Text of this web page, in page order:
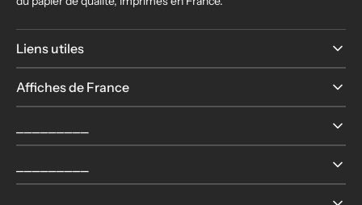
Liens utiles
Affiches de France